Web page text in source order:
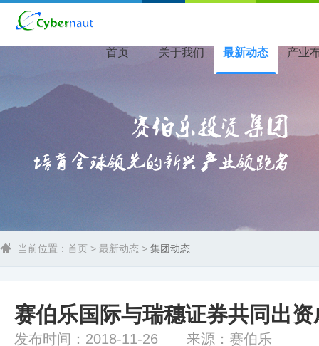
首页 关于我们 最新动态 产业
当前位置： 首页 > 最新动态 > 集团动态
赛伯乐国际与瑞穗证券共同出
发布时间：2018-11-26 来源：赛伯乐